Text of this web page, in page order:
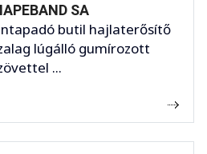
SA
butil hajlaterősítő
lúgálló gumírozott
...